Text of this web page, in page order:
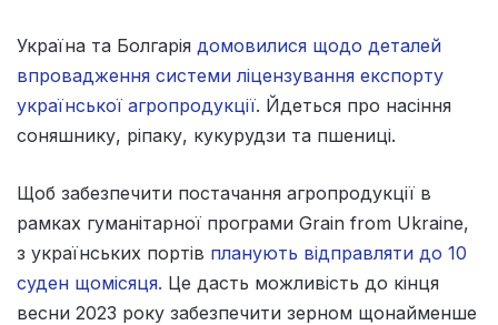
Україна та Болгарія домовилися щодо деталей
впровадження системи ліцензування експорту
української агропродукції. Йдеться про насіння
соняшнику, ріпаку, кукурудзи та пшениці.
Щоб забезпечити постачання агропродукції в
рамках гуманітарної програми Grain from Ukraine,
з українських портів планують відправляти до 10
суден щомісяця. Це дасть можливість до кінця
весни 2023 року забезпечити зерном щонайменше